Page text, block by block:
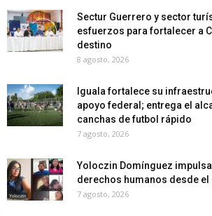
Sectur Guerrero y sector
esfuerzos para fortalecer a
destino
8 agosto, 2026
Iguala fortalece su
apoyo federal; entrega el
canchas de futbol rápido
7 agosto, 2026
Yoloczin Domínguez
derechos humanos desde el
7 agosto, 2026